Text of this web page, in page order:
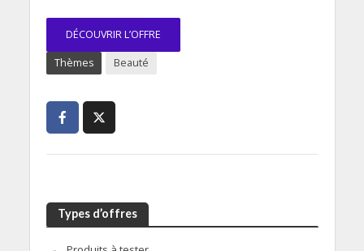
DÉCOUVRIR L’OFFRE
Thèmes Beauté
Types d’offres